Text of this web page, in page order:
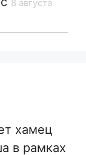
8 августа
хамец
в рамках